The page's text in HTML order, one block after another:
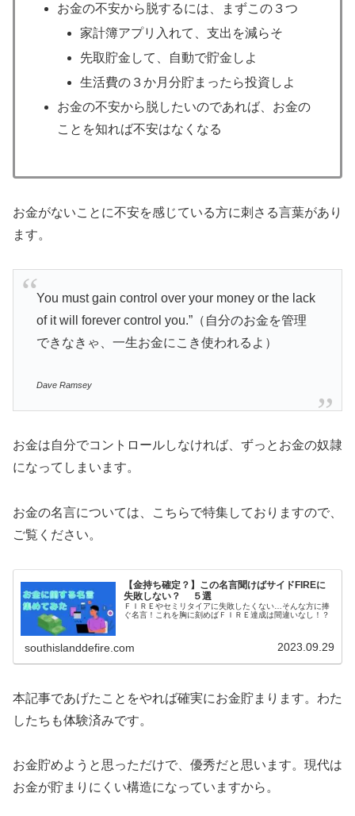
お金の不安から脱するには、まずこの３つ
家計簿アプリ入れて、支出を減らそ
先取貯金して、自動で貯金しよ
生活費の３か月分貯まったら投資しよ
お金の不安から脱したいのであれば、お金の
ことを知れば不安はなくなる
お金がないことに不安を感じている方に刺さる言葉があり
ます。
You must gain control over your money or the lack
of it will forever control you.”（自分のお金を管理
できなきゃ、一生お金にこき使われるよ）
Dave Ramsey
お金は自分でコントロールしなければ、ずっとお金の奴隷
になってしまいます。
お金の名言については、こちらで特集しておりますので、
ご覧ください。
【金持ち確定？】この名言聞けばサイドFIREに
失敗しない？ ５選
ＦＩＲＥやセミリタイアに失敗したくない…そんな方に捧
ぐ名言！これを胸に刻めばＦＩＲＥ達成は間違いなし！？
southislanddefire.com 2023.09.29
本記事であげたことをやれば確実にお金貯まります。わた
したちも体験済みです。
お金貯めようと思っただけで、優秀だと思います。現代は
お金が貯まりにくい構造になっていますから。